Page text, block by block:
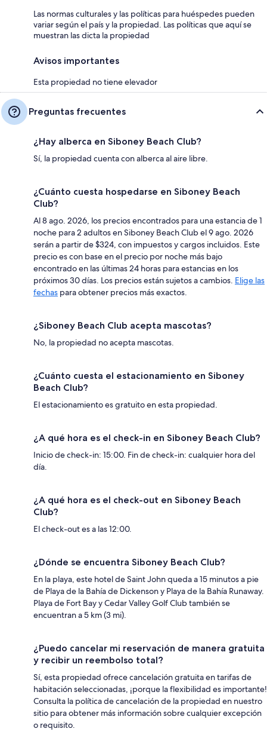
Las normas culturales y las políticas para huéspedes pueden
variar según el país y la propiedad. Las políticas que aquí se
muestran las dicta la propiedad
Avisos importantes
Esta propiedad no tiene elevador
Preguntas frecuentes
¿Hay alberca en Siboney Beach Club?
Sí, la propiedad cuenta con alberca al aire libre.
¿Cuánto cuesta hospedarse en Siboney Beach
Club?
Al 8 ago. 2026, los precios encontrados para una estancia de 1
noche para 2 adultos en Siboney Beach Club el 9 ago. 2026
serán a partir de $324, con impuestos y cargos incluidos. Este
precio es con base en el precio por noche más bajo
encontrado en las últimas 24 horas para estancias en los
próximos 30 días. Los precios están sujetos a cambios. Elige las
fechas para obtener precios más exactos.
¿Siboney Beach Club acepta mascotas?
No, la propiedad no acepta mascotas.
¿Cuánto cuesta el estacionamiento en Siboney
Beach Club?
El estacionamiento es gratuito en esta propiedad.
¿A qué hora es el check-in en Siboney Beach Club?
Inicio de check-in: 15:00. Fin de check-in: cualquier hora del
día.
¿A qué hora es el check-out en Siboney Beach
Club?
El check-out es a las 12:00.
¿Dónde se encuentra Siboney Beach Club?
En la playa, este hotel de Saint John queda a 15 minutos a pie
de Playa de la Bahía de Dickenson y Playa de la Bahía Runaway.
Playa de Fort Bay y Cedar Valley Golf Club también se
encuentran a 5 km (3 mi).
¿Puedo cancelar mi reservación de manera gratuita
y recibir un reembolso total?
Sí, esta propiedad ofrece cancelación gratuita en tarifas de
habitación seleccionadas, ¡porque la flexibilidad es importante!
Consulta la política de cancelación de la propiedad en nuestro
sitio para obtener más información sobre cualquier excepción
o requisito.